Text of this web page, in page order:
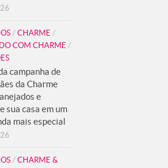
/ CHARME /
COM CHARME /
campanha de
da Charme
e
sua casa em um
mais especial
/ CHARME &